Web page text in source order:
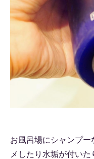
お風呂場にシャンプー
メしたり水垢が付い